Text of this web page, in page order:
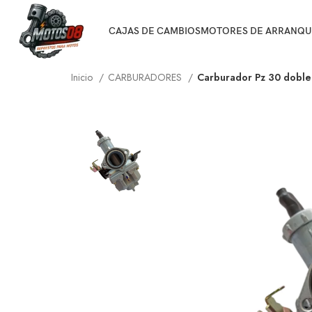
CAJAS DE CAMBIOSMOTORES DE
Inicio CARBURADORES Carburador Pz 30